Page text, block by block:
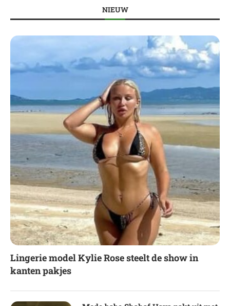
NIEUW
Lingerie model Kylie Rose steelt de show in
kanten pakjes